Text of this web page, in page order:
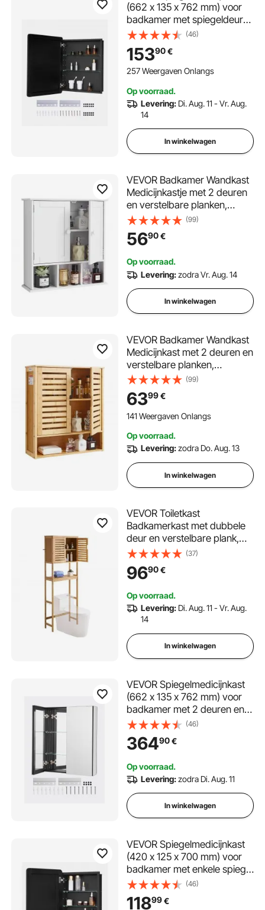
(662 x 135 x 762 mm) voor
badkamer met spiegeldeur
en verstelbare glazen
planken, ingebouwd en aan
de muur bevestigd,
aluminium frame,
(46)
15390€
257 Weergaven Onlangs
Op voorraad.
Levering: Di. Aug. 11 - Vr. Aug.
14
In winkelwagen
VEVOR Badkamer Wandkast
Medicijnkastje met 2 deuren
en verstelbare planken,
Opbergkast boven het toilet
voor wandmontage,
Hangkast met 3 open
keuken, Toilet
(99)
5690€
Op voorraad.
Levering:zodra Vr. Aug. 14
In winkelwagen
VEVOR Badkamer Wandkast
Medicijnkast met 2 deuren en
verstelbare planken,
Opbergkast boven het toilet
voor wandmontage,
Hangkast met open
scheidingswand voor
(99)
6399€
141 Weergaven Onlangs
Op voorraad.
Levering:zodra Do. Aug. 13
In winkelwagen
VEVOR Toiletkast
Badkamerkast met dubbele
deur en verstelbare plank,
ruimtebesparende 3-laags
badkamerkast boven het
toilet met open plank,
Natuurlijk
(37)
9690€
Op voorraad.
Levering: Di. Aug. 11 - Vr. Aug.
14
In winkelwagen
VEVOR Spiegelmedicijnkast
(662 x 135 x 762 mm) voor
badkamer met 2 deuren en 7
spiegels, ingebouwd en aan
de muur bevestigd,
aluminium frame,
(46)
36490€
Op voorraad.
Levering:zodra Di. Aug. 11
In winkelwagen
VEVOR Spiegelmedicijnkast
(420 x 125 x 700 mm) voor
badkamer met enkele spiegel
en verstelbare glazen
planken, ingebouwd en aan
de muur bevestigd,
(46)
11899€